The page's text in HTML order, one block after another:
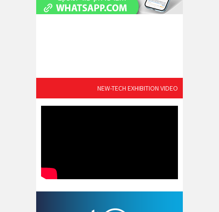
NEW-TECH EXHIBITION VIDEO